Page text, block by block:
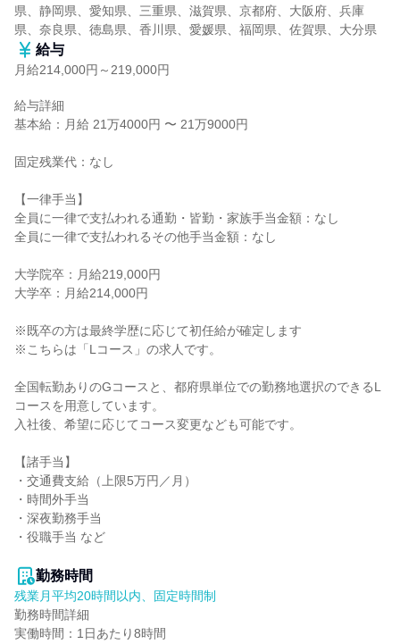
県、静岡県、愛知県、三重県、滋賀県、京都府、大阪府、兵庫
県、奈良県、徳島県、香川県、愛媛県、福岡県、佐賀県、大分県
給与
月給214,000円～219,000円
給与詳細
基本給：月給 21万4000円 〜 21万9000円
固定残業代：なし
【一律手当】
全員に一律で支払われる通勤・皆勤・家族手当金額：なし
全員に一律で支払われるその他手当金額：なし
大学院卒：月給219,000円
大学卒：月給214,000円
※既卒の方は最終学歴に応じて初任給が確定します
※こちらは「Lコース」の求人です。
全国転勤ありのGコースと、都府県単位での勤務地選択のできるL
コースを用意しています。
入社後、希望に応じてコース変更なども可能です。
【諸手当】
・交通費支給（上限5万円／月）
・時間外手当
・深夜勤務手当
・役職手当 など
勤務時間
残業月平均20時間以内、固定時間制
勤務時間詳細
実働時間：1日あたり8時間